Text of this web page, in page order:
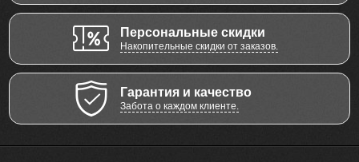
Персональные скидки
Накопительные скидки от заказов.
Гарантия и качество
Забота о каждом клиенте.